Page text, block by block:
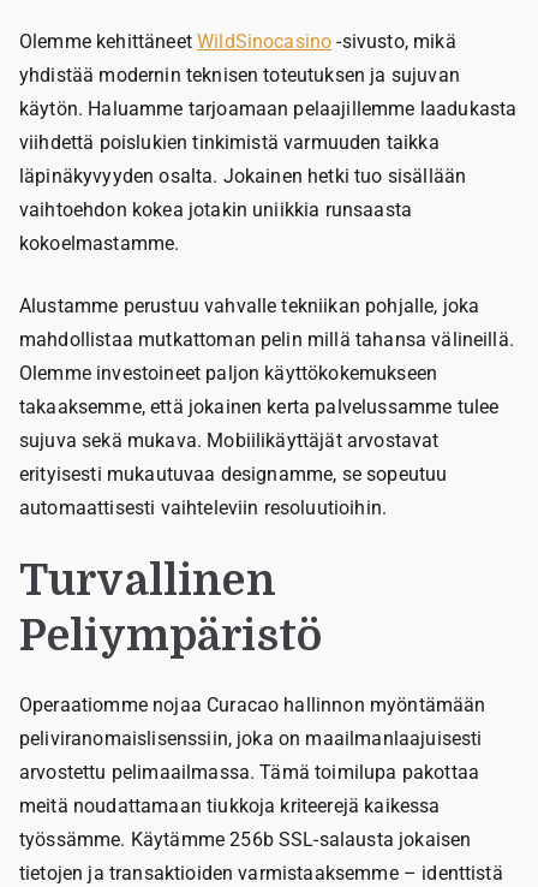
Olemme kehittäneetWildSinocasino -sivusto, mikä
yhdistää modernin teknisen toteutuksen ja sujuvan
käytön. Haluamme tarjoamaan pelaajillemme laadukasta
viihdettä poislukien tinkimistä varmuuden taikka
läpinäkyvyyden osalta. Jokainen hetki tuo sisällään
vaihtoehdon kokea jotakin uniikkia runsaasta
kokoelmastamme.
Alustamme perustuu vahvalle tekniikan pohjalle, joka
mahdollistaa mutkattoman pelin millä tahansa välineillä.
Olemme investoineet paljon käyttökokemukseen
takaaksemme, että jokainen kerta palvelussamme tulee
sujuva sekä mukava. Mobiilikäyttäjät arvostavat
erityisesti mukautuvaa designamme, se sopeutuu
automaattisesti vaihteleviin resoluutioihin.
Turvallinen
Peliympäristö
Operaatiomme nojaa Curacao hallinnon myöntämään
peliviranomaislisenssiin, joka on maailmanlaajuisesti
arvostettu pelimaailmassa. Tämä toimilupa pakottaa
meitä noudattamaan tiukkoja kriteerejä kaikessa
työssämme. Käytämme 256b SSL-salausta jokaisen
tietojen ja transaktioiden varmistaaksemme – identtistä